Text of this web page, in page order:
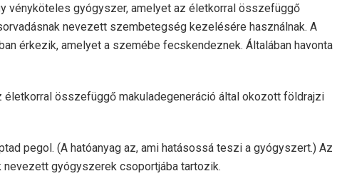
vényköteles gyógyszer, amelyet az életkorral összefüggő
nevezett szembetegség kezelésére használnak. A
érkezik, amelyet a szemébe fecskendeznek. Általában havonta
összefüggő makuladegeneráció által okozott földrajzi
pegol. (A hatóanyag az, ami hatásossá teszi a gyógyszert.) Az
gyógyszerek csoportjába tartozik.